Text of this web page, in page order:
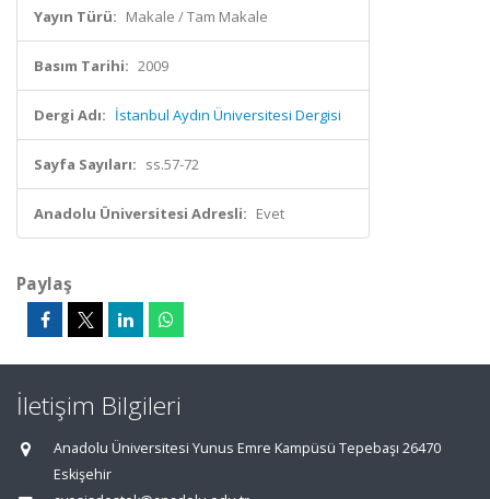
Yayın Türü: Makale / Tam Makale
Basım Tarihi: 2009
Dergi Adı: İstanbul Aydın Üniversitesi Dergisi
Sayfa Sayıları: ss.57-72
Anadolu Üniversitesi Adresli: Evet
Paylaş
İletişim Bilgileri
Anadolu Üniversitesi Yunus Emre Kampüsü Tepebaşı 26470
Eskişehir